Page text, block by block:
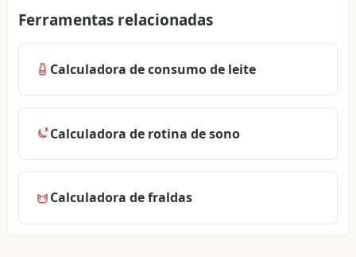
Ferramentas relacionadas
Calculadora de consumo de leite
Calculadora de rotina de sono
Calculadora de fraldas